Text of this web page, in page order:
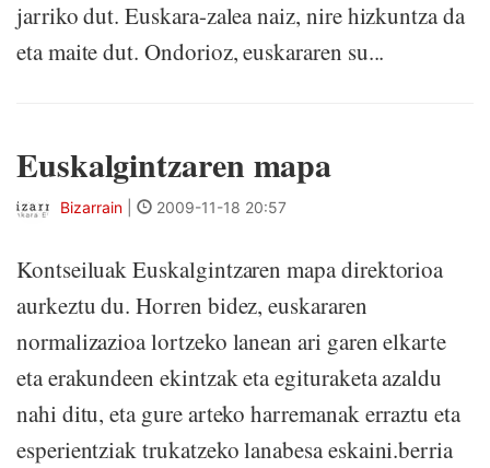
jarriko dut. Euskara-zalea naiz, nire hizkuntza da
eta maite dut. Ondorioz, euskararen su...
Euskalgintzaren mapa
Bizarrain 2009-11-18 20:57
Kontseiluak Euskalgintzaren mapa direktorioa
aurkeztu du. Horren bidez, euskararen
normalizazioa lortzeko lanean ari garen elkarte
eta erakundeen ekintzak eta egituraketa azaldu
nahi ditu, eta gure arteko harremanak erraztu eta
esperientziak trukatzeko lanabesa eskaini.berria